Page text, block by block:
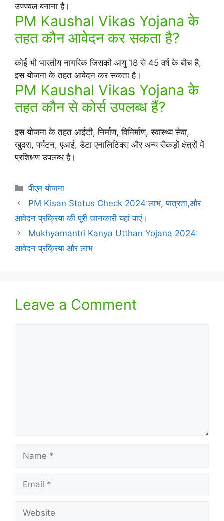
उज्ज्वल बनाना है।
PM Kaushal Vikas Yojana के
तहत कौन आवेदन कर सकता है?
कोई भी भारतीय नागरिक जिसकी आयु 18 से 45 वर्ष के बीच है,
इस योजना के तहत आवेदन कर सकता है।
PM Kaushal Vikas Yojana के
तहत कौन से कोर्स उपलब्ध हैं?
इस योजना के तहत आईटी, निर्माण, विनिर्माण, स्वास्थ्य सेवा,
खुदरा, पर्यटन, एआई, डेटा एनालिटिक्स और अन्य सैकड़ों क्षेत्रों में
प्रशिक्षण उपलब्ध है।
Categories
पीएम योजना
PM Kisan Status Check 2024:लाभ, पात्रता,और
आवेदन प्रक्रिया की पूरी जानकारी यहां पाएं।
Mukhyamantri Kanya Utthan Yojana 2024:
आवेदन प्रक्रिया और लाभ
Leave a Comment